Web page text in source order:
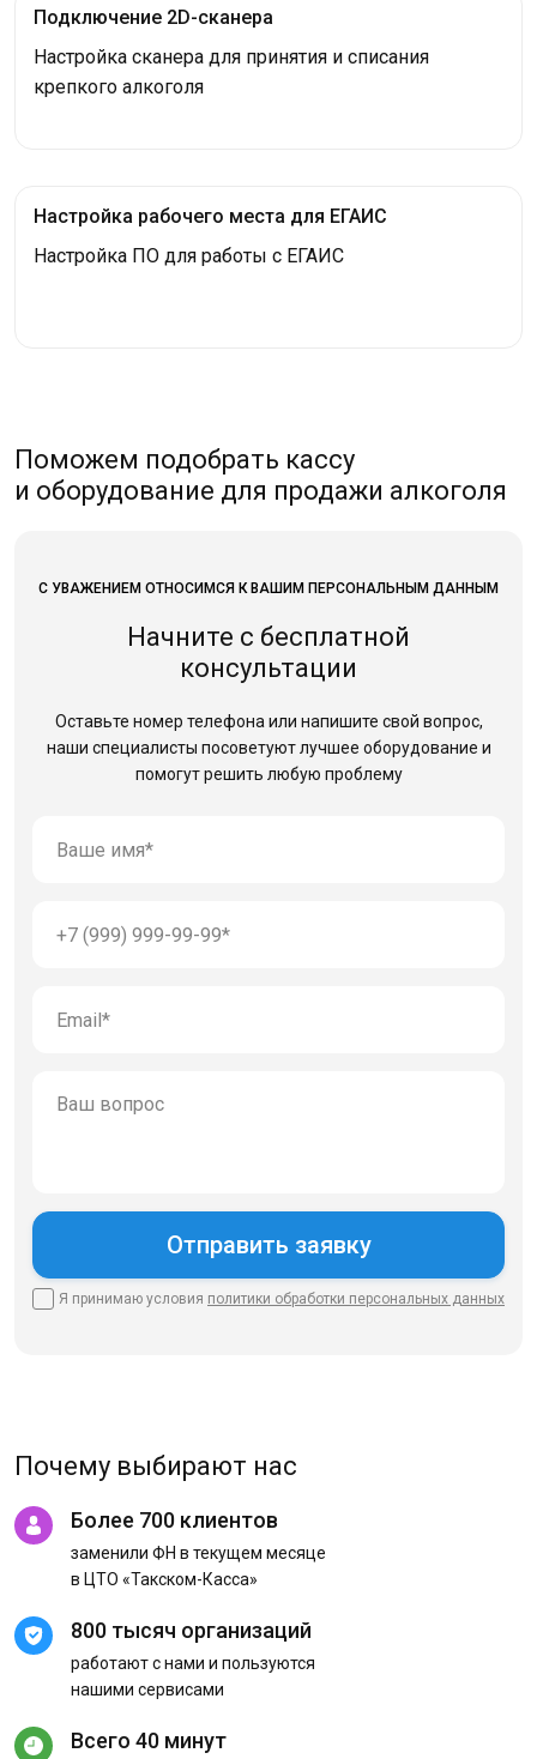
Подключение 2D-сканера
Настройка сканера для принятия и списания
крепкого алкоголя
Настройка рабочего места для ЕГАИС
Настройка ПО для работы с ЕГАИС
Поможем подобрать кассу
и оборудование для продажи алкоголя
С УВАЖЕНИЕМ ОТНОСИМСЯ К ВАШИМ ПЕРСОНАЛЬНЫМ ДАННЫМ
Начните с бесплатной
консультации
Оставьте номер телефона или напишите свой вопрос,
наши специалисты посоветуют лучшее оборудование и
помогут решить любую проблему
Я принимаю условия политики обработки персональных данных
Почему выбирают нас
Более 700 клиентов
заменили ФН в текущем месяце
в ЦТО «Такском-Касса»
800 тысяч организаций
работают с нами и пользуются
нашими сервисами
Всего 40 минут